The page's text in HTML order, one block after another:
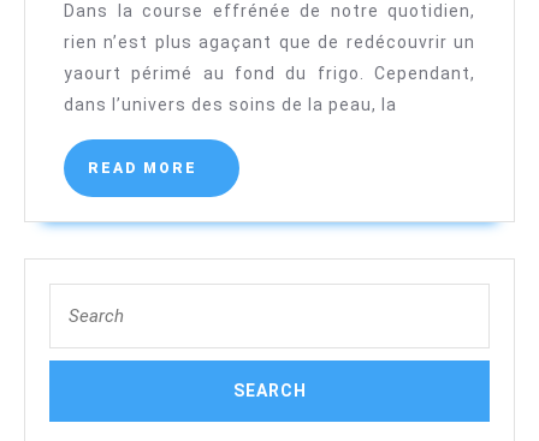
produit
cosmétique
périmé
?
Nos
conseils
Dans la course effrénée de notre quotidien,
rien n’est plus agaçant que de redécouvrir un
yaourt périmé au fond du frigo. Cependant,
dans l’univers des soins de la peau, la
READ MORE
READ
MORE
for: